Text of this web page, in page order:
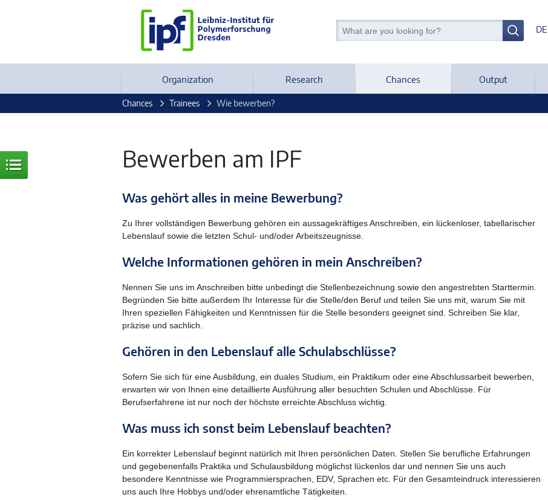
DE
Organization Research Chances Output
Chances Trainees Wie bewerben?
Bewerben am IPF
Was gehört alles in meine Bewerbung?
Zu Ihrer vollständigen Bewerbung gehören ein aussagekräftiges Anschreiben, ein lückenloser, tabellarischer
Lebenslauf sowie die letzten Schul- und/oder Arbeitszeugnisse.
Welche Informationen gehören in mein Anschreiben?
Nennen Sie uns im Anschreiben bitte unbedingt die Stellenbezeichnung sowie den angestrebten Starttermin.
Begründen Sie bitte außerdem Ihr Interesse für die Stelle/den Beruf und teilen Sie uns mit, warum Sie mit
Ihren speziellen Fähigkeiten und Kenntnissen für die Stelle besonders geeignet sind. Schreiben Sie klar,
präzise und sachlich.
Gehören in den Lebenslauf alle Schulabschlüsse?
Sofern Sie sich für eine Ausbildung, ein duales Studium, ein Praktikum oder eine Abschlussarbeit bewerben,
erwarten wir von Ihnen eine detaillierte Ausführung aller besuchten Schulen und Abschlüsse. Für
Berufserfahrene ist nur noch der höchste erreichte Abschluss wichtig.
Was muss ich sonst beim Lebenslauf beachten?
Ein korrekter Lebenslauf beginnt natürlich mit Ihren persönlichen Daten. Stellen Sie berufliche Erfahrungen
und gegebenenfalls Praktika und Schulausbildung möglichst lückenlos dar und nennen Sie uns auch
besondere Kenntnisse wie Programmiersprachen, EDV, Sprachen etc. Für den Gesamteindruck interessieren
uns auch Ihre Hobbys und/oder ehrenamtliche Tätigkeiten.